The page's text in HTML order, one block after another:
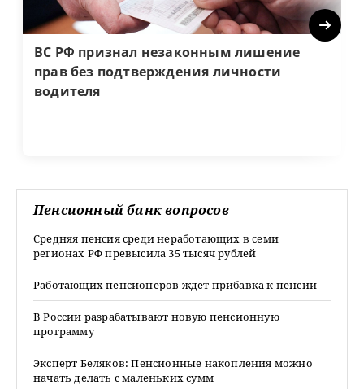
ВС РФ признал незаконным лишение
прав без подтверждения личности
водителя
Next
Пенсионный банк вопросов
Средняя пенсия среди неработающих в семи
регионах РФ превысила 35 тысяч рублей
Работающих пенсионеров ждет прибавка к пенсии
В России разрабатывают новую пенсионную
программу
Эксперт Беляков: Пенсионные накопления можно
начать делать с маленьких сумм